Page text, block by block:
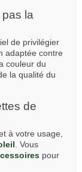
la
de privilégier
adaptée contre
couleur du
la qualité du
de
à votre usage,
. Vous
pour